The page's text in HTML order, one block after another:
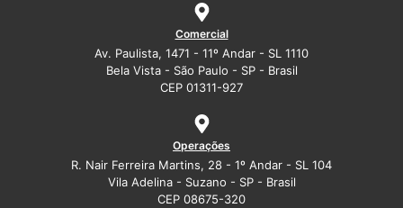
Comercial
Av. Paulista, 1471 - 11º Andar - SL 1110
Bela Vista - São Paulo - SP - Brasil
CEP 01311-927
Operações
R. Nair Ferreira Martins, 28 - 1º Andar - SL 104
Vila Adelina - Suzano - SP - Brasil
CEP 08675-320